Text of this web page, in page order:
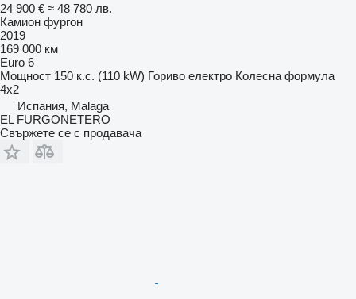
24 900 € ≈ 48 780 лв.
Камион фургон
2019
169 000 км
Euro 6
Мощност 150 к.с. (110 kW) Гориво електро Колесна формула
4x2
Испания, Malaga
EL FURGONETERO
Свържете се с продавача